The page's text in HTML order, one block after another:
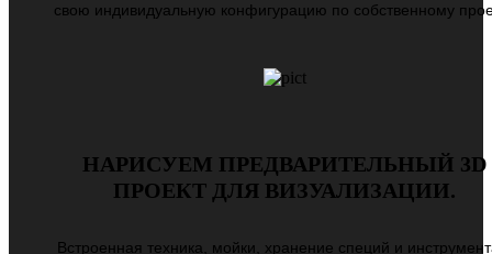
свою индивидуальную конфигурацию по собственному
НАРИСУЕМ ПРЕДВАРИТЕЛЬНЫЙ 3D
ПРОЕКТ ДЛЯ ВИЗУАЛИЗАЦИИ.
Встроенная техника, мойки, хранение специй и